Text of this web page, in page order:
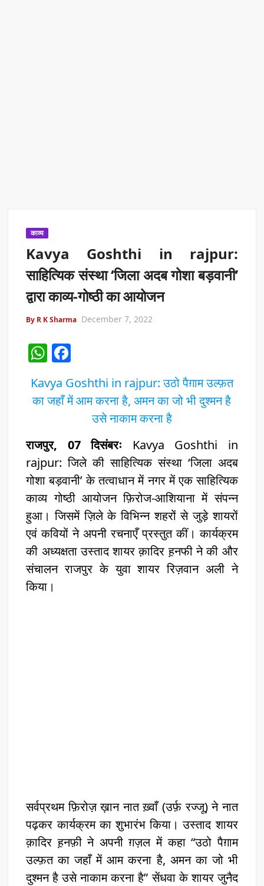
BPCL Ethanol Case: इथेनॉल आवंटन विवाद पर सरकार का जवाब
काव्य
Kavya Goshthi in rajpur:
साहित्यिक संस्था ‘जिला अदब गोशा बड़वानी’
द्वारा काव्य-गोष्ठी का आयोजन
By R K Sharma December 7, 2022
W
at
s
p
p
c
e
o
o
k
Kavya Goshthi in rajpur: उठो पैग़ाम उल्फ़त
का जहाँ में आम करना है, अमन का जो भी दुश्मन है
उसे नाकाम करना है
राजपुर, 07 दिसंबरः Kavya Goshthi in
rajpur: जिले की साहित्यिक संस्था ‘जिला अदब
गोशा बड़वानी’ के तत्वाधान में नगर में एक साहित्यिक
काव्य गोष्ठी आयोजन फ़िरोज-आशियाना में संपन्न
हुआ। जिसमें ज़िले के विभिन्न शहरों से जुड़े शायरों
एवं कवियों ने अपनी रचनाएँ प्रस्तुत कीं। कार्यक्रम
की अध्यक्षता उस्ताद शायर क़ादिर ह़नफी ने की और
संचालन राजपुर के युवा शायर रिज़वान अली ने
किया।
सर्वप्रथम फ़िरोज़ ख़ान नात ख़्वाँ (उर्फ़ रज्जू) ने नात
पढ़कर कार्यक्रम का शुभारंभ किया। उस्ताद शायर
क़ादिर ह़नफ़ी ने अपनी ग़ज़ल में कहा “उठो पैग़ाम
उल्फ़त का जहाँ में आम करना है, अमन का जो भी
दुश्मन है उसे नाकाम करना है” सेंधवा के शायर जुनैद